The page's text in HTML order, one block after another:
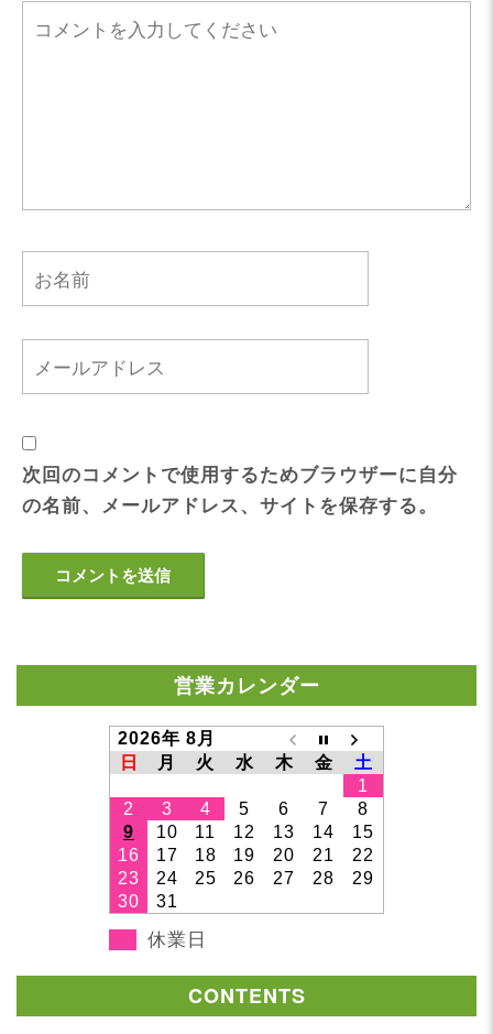
次回のコメントで使用するためブラウザーに自分
の名前、メールアドレス、サイトを保存する。
営業カレンダー
2026年 8月
日
月 火 水 木 金
土
1
2
3 4 5 6 7
8
9
10 11 12 13 14
15
16
17 18 19 20 21
22
23
24 25 26 27 28
29
30
31
休業日
CONTENTS